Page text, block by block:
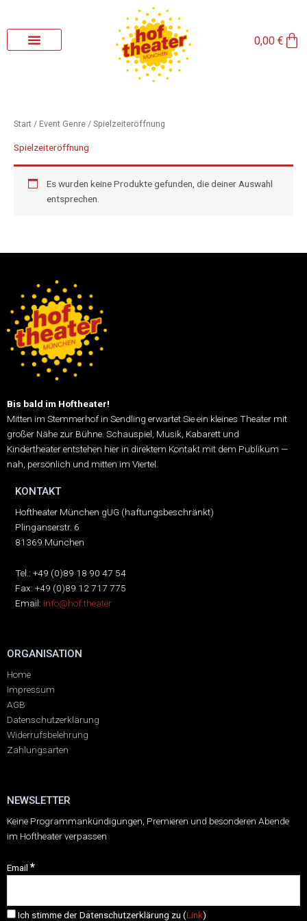
springen
0,00 €
Start / Event Genre / Spielzeiteröffnung
Spielzeiteröffnung
Es wurden keine Produkte gefunden, die deiner Auswahl
entsprechen.
Bis bald im Hoftheater!
Mitten im Stemmerhof in Sendling erwartet Sie ein kleines Theater mit
großer Nähe zur Bühne. Schauspiel, Musik, Kabarett und
Kindertheater entstehen hier in direktem Kontakt mit dem Publikum —
nah, persönlich und mitten im Viertel.
KONTAKT
Hoftheater München gUG (haftungsbeschränkt)
Plinganserstr. 6
81369 München
Tel.: +49 (0)89 18 90 47 54
Fax: +49 (0)89 12 717 775
Email: info@hof.theater
ORGANISATION
Home
Impressum
AGB
Datenschutzerklärung
Widerrufsbelehrung
Zahlungsarten
NEWSLETTER
Keine Programmankündigungen, Premieren und besonderen Abende
im Hoftheater verpassen
Email *
Ich stimme der Datenschutzerklärung zu (Link)